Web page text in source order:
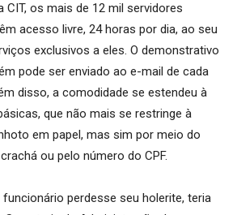
CIT, os mais de 12 mil servidores
acesso livre, 24 horas por dia, ao seu
exclusivos a eles. O demonstrativo
pode ser enviado ao e-mail de cada
disso, a comodidade se estendeu à
que não mais se restringe à
em papel, mas sim por meio do
ou pelo número do CPF.
perdesse seu holerite, teria